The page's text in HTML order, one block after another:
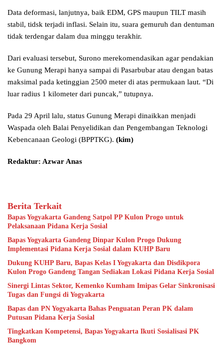
Data deformasi, lanjutnya, baik EDM, GPS maupun TILT masih
stabil, tidsk terjadi inflasi. Selain itu, suara gemuruh dan dentuman
tidak terdengar dalam dua minggu terakhir.
Dari evaluasi tersebut, Surono merekomendasikan agar pendakian
ke Gunung Merapi hanya sampai di Pasarbubar atau dengan batas
maksimal pada ketinggian 2500 meter di atas permukaan laut. “Di
luar radius 1 kilometer dari puncak,” tutupnya.
Pada 29 April lalu, status Gunung Merapi dinaikkan menjadi
Waspada oleh Balai Penyelidikan dan Pengembangan Teknologi
Kebencanaan Geologi (BPPTKG). (kim)
Redaktur: Azwar Anas
Berita Terkait
Bapas Yogyakarta Gandeng Satpol PP Kulon Progo untuk
Pelaksanaan Pidana Kerja Sosial
Bapas Yogyakarta Gandeng Dinpar Kulon Progo Dukung
Implementasi Pidana Kerja Sosial dalam KUHP Baru
Dukung KUHP Baru, Bapas Kelas I Yogyakarta dan Disdikpora
Kulon Progo Gandeng Tangan Sediakan Lokasi Pidana Kerja Sosial
Sinergi Lintas Sektor, Kemenko Kumham Imipas Gelar Sinkronisasi
Tugas dan Fungsi di Yogyakarta
Bapas dan PN Yogyakarta Bahas Penguatan Peran PK dalam
Putusan Pidana Kerja Sosial
Tingkatkan Kompetensi, Bapas Yogyakarta Ikuti Sosialisasi PK
Bangkom